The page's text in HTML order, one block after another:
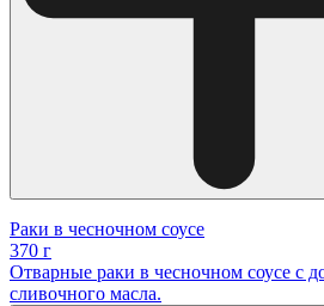
Раки в чесночном соусе
370 г
Отварные раки в чесночном соусе с
сливочного масла.